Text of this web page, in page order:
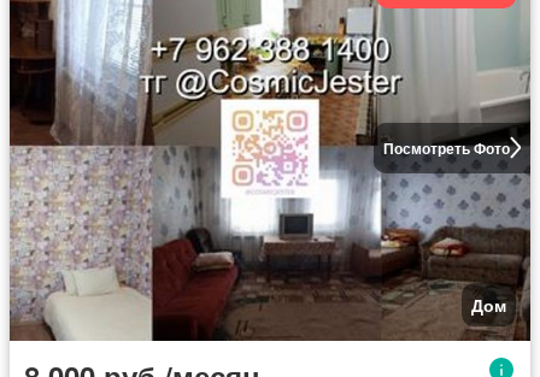
Посмотреть Фото
Дом